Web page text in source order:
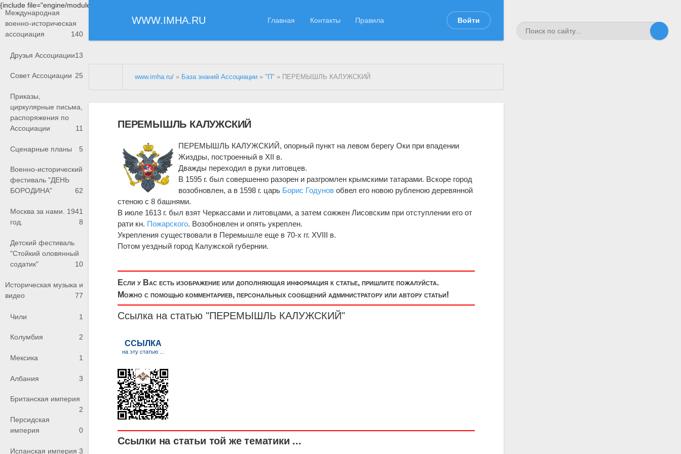
{include file="engine/modules/saperu/head.php"}
WWW.IMHA.RU Главная Контакты Правила Войти
Международная
военно-историческая
ассоциация
140
Друзья Ассоциации13
Совет Ассоциации 25
Приказы,
циркулярные письма,
распоряжения по
Ассоциации
11
Сценарные планы 5
Военно-исторический
фестиваль "ДЕНЬ
БОРОДИНА"
62
Москва за нами. 1941
год.
8
Детский фестиваль
"Стойкий оловянный
содатик"
10
Историческая музыка и
видео
77
Чили 1
Колумбия 2
Мексика 1
Албания 3
Британская империя
2
Персидская
империя
0
Испанская империя 3
www.imha.ru/ » База знаний Ассоциации »"П" » ПЕРЕМЫШЛЬ КАЛУЖСКИЙ
ПЕРЕМЫШЛЬ КАЛУЖСКИЙ
ПЕРЕМЫШЛЬ КАЛУЖСКИЙ, опорный пункт на левом берегу Оки при впадении
Жиздры, построенный в XII в.
Дважды переходил в руки литовцев.
В 1595 г. был совершенно разорен и разгромлен крымскими татарами. Вскоре город
возобновлен, а в 1598 г. царь Борис Годунов обвел его новою рубленою деревянной
стеною с 8 башнями.
В июле 1613 г. был взят Черкассами и литовцами, а затем сожжен Лисовским при отступлении его от
рати кн. Пожарского. Возобновлен и опять укреплен.
Укрепления существовали в Перемышле еще в 70-х гг. XVIII в.
Потом уездный город Калужской губернии.
Если у Вас есть изображение или дополняющая информация к статье, пришлите пожалуйста.
Можно с помощью комментариев, персональных сообщений администратору или автору статьи!
Ссылка на статью "ПЕРЕМЫШЛЬ КАЛУЖСКИЙ"
Ссылки на статьи той же тематики ...